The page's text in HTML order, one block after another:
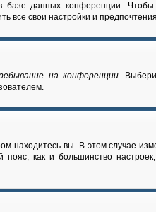
базе данных конференции.
все свои настройки и
на конференции.
находитесь вы. В этом случае
как и большинство настроек,